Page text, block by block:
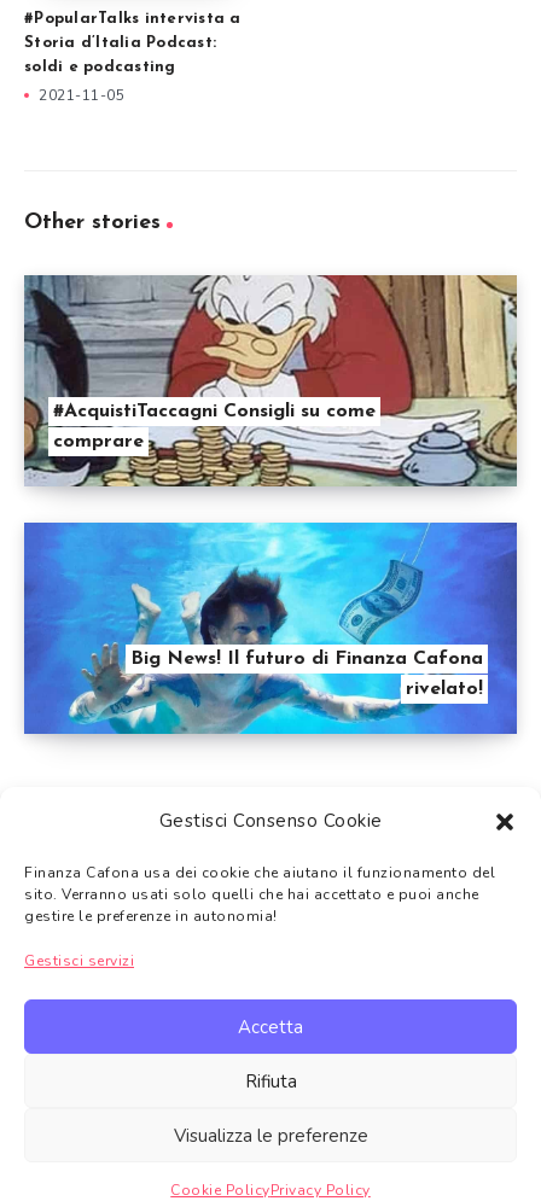
Gestisci Consenso Cookie
Finanza Cafona usa dei cookie che aiutano il funzionamento del
sito. Verranno usati solo quelli che hai accettato e puoi anche
gestire le preferenze in autonomia!
Gestisci servizi
Accetta
Rifiuta
Visualizza le preferenze
Cookie PolicyPrivacy Policy
#PopularTalks intervista a
Storia d’Italia Podcast:
soldi e podcasting
2021-11-05
Other stories
#AcquistiTaccagni Consigli su come
comprare
Big News! Il futuro di Finanza Cafona
rivelato!
Tutti i temi trattati su Finanza Cafona hannosolo uno scopo
informativo e non di sostituzione a una consulenza finanziaria
finanziari, come suggerimento alla vendita o l’acquisto dei prodotti
finanziari trattati.
In alcuni casi Finanza Cafona in qualità di Affiliato Amazon,
Topcashback e di altre piattaforme di affiliazione potrebbe ricevere
un guadagno per ciascun acquisto
Policy